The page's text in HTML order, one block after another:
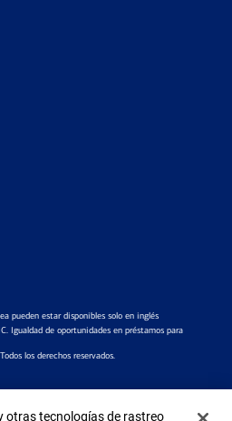
pueden estar disponibles solo en inglés
Igualdad de oportunidades en préstamos para
los derechos reservados.
otras tecnologías de rastreo